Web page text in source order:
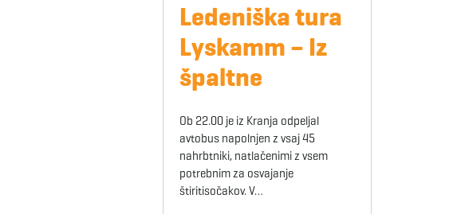
Ledeniška tura
Lyskamm – Iz
špaltne
Ob 22.00 je iz Kranja odpeljal
avtobus napolnjen z vsaj 45
nahrbtniki, natlačenimi z vsem
potrebnim za osvajanje
štiritisočakov. V…